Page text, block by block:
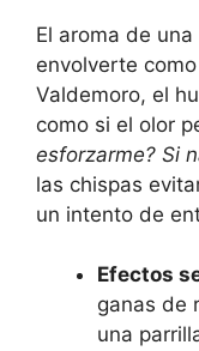
El aroma de
envolverte
Valdemoro, el
como si el olor
esforzarme? Si
las chispas
un intento de
Efectos
ganas de
una